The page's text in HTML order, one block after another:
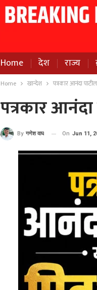
Home देश राज्य
Home खान्देश पत्रकार आनंदा
पत्रकार
By गणेश वाघ On Jun 11,